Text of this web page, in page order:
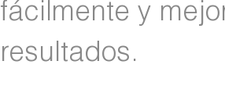
fácilmente y
resultados.